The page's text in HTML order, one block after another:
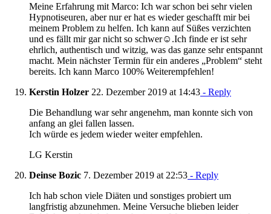
Meine Erfahrung mit Marco: Ich war schon bei sehr vielen
Hypnotiseuren, aber nur er hat es wieder geschafft mir bei
meinem Problem zu helfen. Ich kann auf Süßes verzichten
und es fällt mir gar nicht so schwer☺️.Ich finde er ist sehr
ehrlich, authentisch und witzig, was das ganze sehr entspannt
macht. Mein nächster Termin für ein anderes „Problem“ steht
bereits. Ich kann Marco 100% Weiterempfehlen!
Kerstin Holzer 22. Dezember 2019 at 14:43 - Reply
Die Behandlung war sehr angenehm, man konnte sich von
anfang an glei fallen lassen.
Ich würde es jedem wieder weiter empfehlen.
LG Kerstin
Deinse Bozic 7. Dezember 2019 at 22:53 - Reply
Ich hab schon viele Diäten und sonstiges probiert um
langfristig abzunehmen. Meine Versuche blieben leider